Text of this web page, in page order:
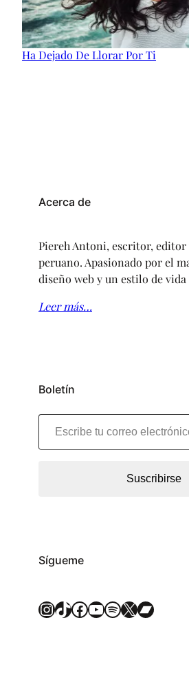
Ha Dejado De Llorar Por Ti
Acerca de
Piereh Antoni, escritor,
peruano. Apasionado por el
diseño web y un estilo de vida
Leer más…
Boletín
Escribe tu correo electrónico…
Suscribirse
Sígueme
InstagramTikTok Facebook YouTube Spotify X Bandcamp